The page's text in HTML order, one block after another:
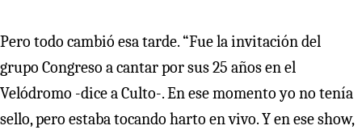
Pero todo cambió esa tarde. “Fue la invitación del
grupo Congreso a cantar por sus 25 años en el
Velódromo -dice a Culto-. En ese momento yo no tenía
sello, pero estaba tocando harto en vivo. Y en ese show,